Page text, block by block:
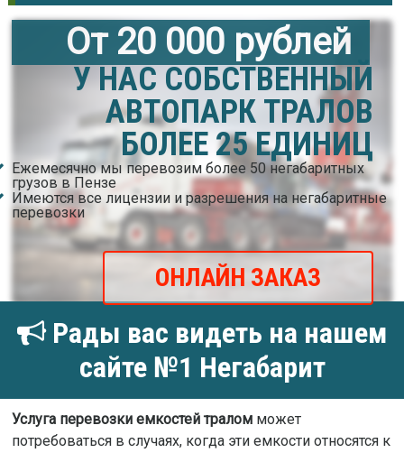
От 20 000 рублей
У НАС СОБСТВЕННЫЙ
АВТОПАРК ТРАЛОВ
БОЛЕЕ 25 ЕДИНИЦ
Ежемесячно мы перевозим более 50 негабаритных
грузов в Пензе
Имеются все лицензии и разрешения на негабаритные
перевозки
ОНЛАЙН ЗАКАЗ
Рады вас видеть на нашем
сайте №1 Негабарит
Услуга перевозки емкостей траломможет
потребоваться в случаях, когда эти емкости относятся к